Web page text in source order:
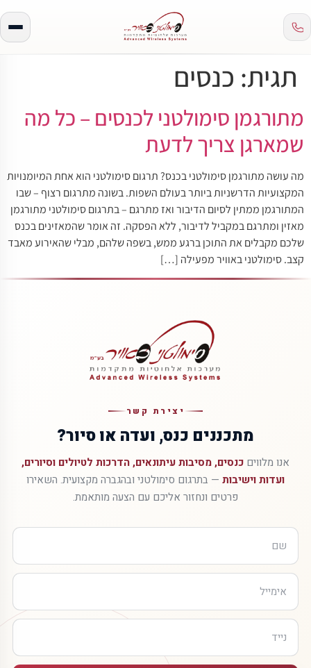
תגית: כנסים
מתורגמן סימולטני לכנסים – כל מה
שמארגן צריך לדעת
מה עושה מתורגמן סימולטני בכנס? תרגום סימולטני הוא אחת המיומנויות
המקצועיות הדרשניות ביותר בעולם השפות. בשונה מתרגום רצוף – שבו
המתורגמן ממתין לסיום הדיבור ואז מתרגם – בתרגום סימולטני מתורגמן
מאזין ומתרגם במקביל לדיבור, ללא הפסקה. זה אומר שהמאזינים בכנס
שלכם מקבלים את התוכן ברגע ממש, בשפה שלהם, מבלי שהאירוע מאבד
קצב. סימולטני באוויר מפעילה […]
יצירת קשר
מתכננים כנס, ועדה או סיור?
אנו מלווים כנסים, מסיבות עיתונאים, הדרכות לטיולים וסיורים,
ועדות וישיבות — בתרגום סימולטני ובהגברה מקצועית. השאירו
פרטים ונחזור אליכם עם הצעה מותאמת.